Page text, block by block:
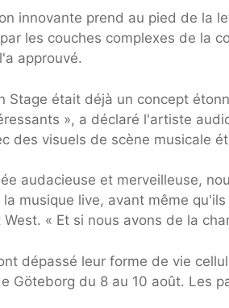
innovante prend au pied de la
les couches complexes de la
approuvé.
Stage était déjà un concept
», a déclaré l'artiste
des visuels de scène musicale
audacieuse et merveilleuse,
musique live, avant même
West. « Et si nous avons de la
dépassé leur forme de vie
Göteborg du 8 au 10 août. Les